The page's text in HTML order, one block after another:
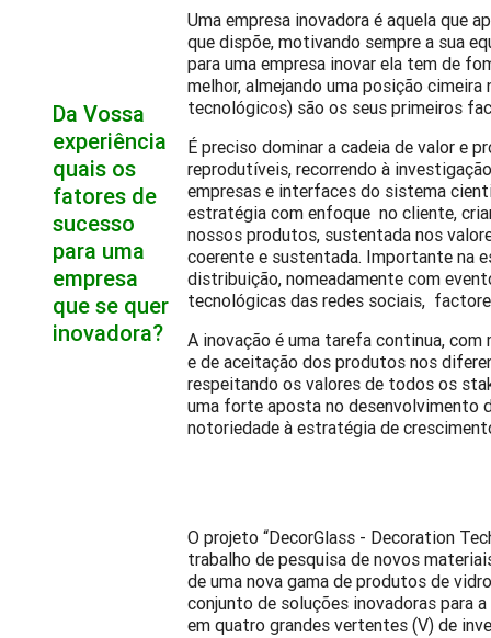
Da Vossa
experiência
quais os
fatores de
sucesso
para uma
empresa
que se quer
inovadora?
Uma empresa inovadora é aquela que
que dispõe, motivando sempre a sua
para uma empresa inovar ela tem de
melhor, almejando uma posição
tecnológicos) são os seus primeiros
É preciso dominar a cadeia de valor e
reprodutíveis, recorrendo à
empresas e interfaces do sistema
estratégia com enfoque no cliente,
nossos produtos, sustentada nos
coerente e sustentada. Importante na
distribuição, nomeadamente com
tecnológicas das redes sociais,
A inovação é uma tarefa continua,
e de aceitação dos produtos nos
respeitando os valores de todos os
uma forte aposta no desenvolvimento
notoriedade à estratégia de
O projeto “DecorGlass - Decoration
trabalho de pesquisa de novos
de uma nova gama de produtos de
conjunto de soluções inovadoras para
em quatro grandes vertentes (V) de